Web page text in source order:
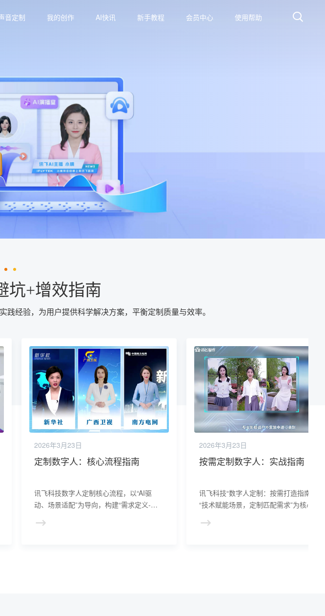
音定制 我的创作 AI快讯 新手教程 会员中心 使用帮助
坑+增效指南
经验，为用户提供科学解决方案，平衡定制质量与效率。
2026年3月23日
定制数字人：核心流程指南
讯飞科技数字人定制核心流程，以“AI驱
动、场景适配”为导向，构建“需求定义-方
标准化体系，兼顾流程效率与定制灵活性。
2026年3月23日
按需定制数字人：实战指南
讯飞科技“数字人定制：按需打造指南”，
“技术赋能场景，定制匹配需求”为核心逻
全流程数字人解决方案。